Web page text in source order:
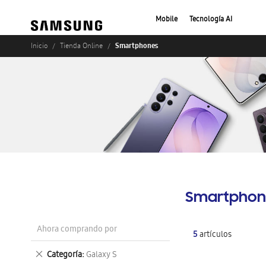
Mobile Tecnología AI
Inicio Tienda Online Smartphones
5artículos
Ahora comprando por
Categoría Galaxy S
Eliminar